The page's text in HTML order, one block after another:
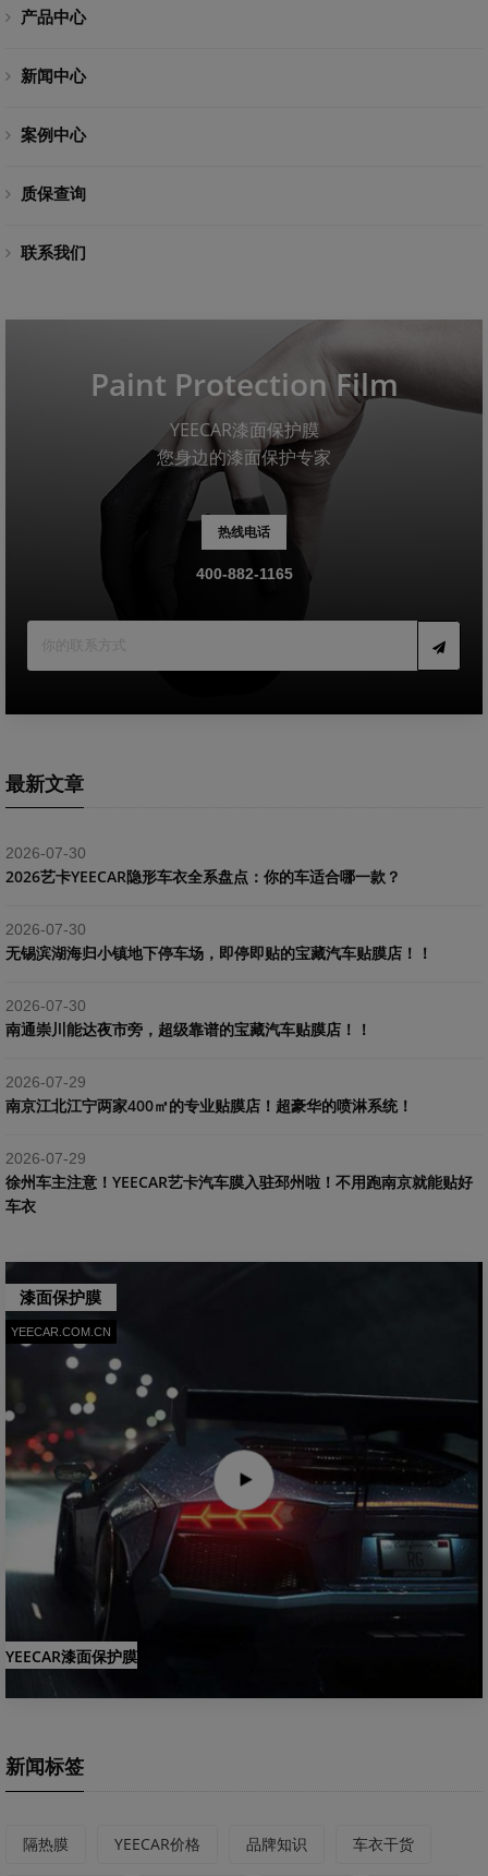
产品中心
新闻中心
案例中心
质保查询
联系我们
Paint Protection Film
YEECAR漆面保护膜
您身边的漆面保护专家
热线电话
400-882-1165
最新文章
2026-07-30
2026艺卡YEECAR隐形车衣全系盘点：你的车适合哪一款？
2026-07-30
​无锡滨湖海归小镇地下停车场，即停即贴的宝藏汽车贴膜店！！
2026-07-30
南通崇川能达夜市旁，超级靠谱的宝藏汽车贴膜店！！
2026-07-29
南京江北江宁两家400㎡的专业贴膜店！超豪华的喷淋系统！
2026-07-29
​徐州车主注意！YEECAR艺卡汽车膜入驻邳州啦！不用跑南京就能贴好
车衣
漆面保护膜
YEECAR.COM.CN
YEECAR漆面保护膜
新闻标签
隔热膜 YEECAR价格 品牌知识 车衣干货